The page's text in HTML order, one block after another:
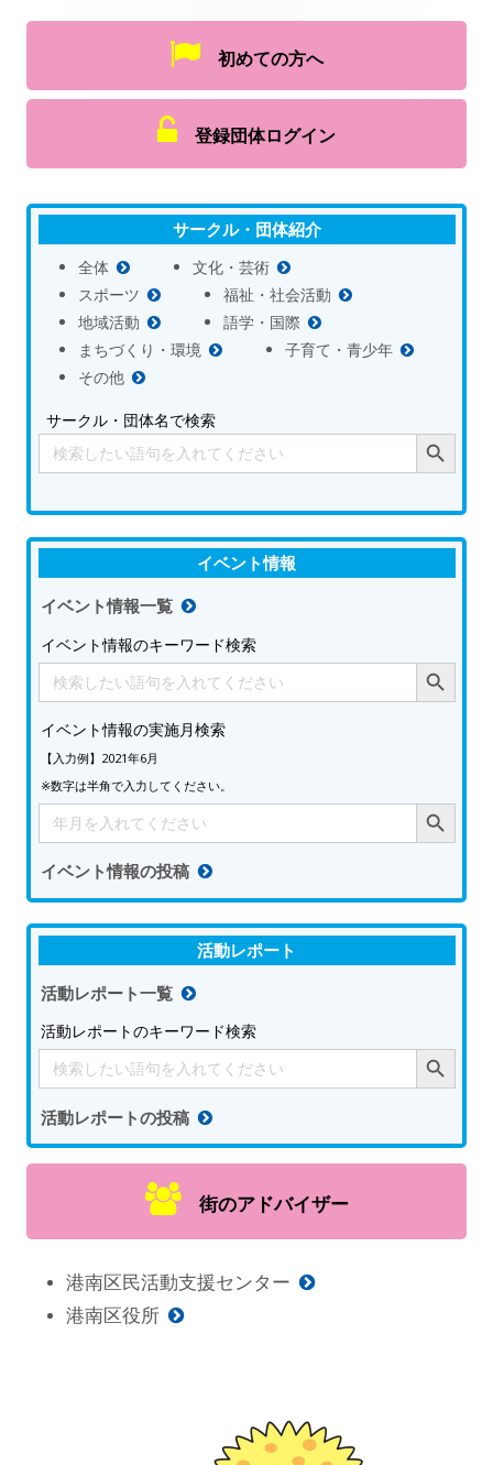
初めての方へ
登録団体ログイン
サークル・団体紹介
全体
文化・芸術
スポーツ
福祉・社会活動
地域活動
語学・国際
まちづくり・環境
子育て・青少年
その他
サークル・団体名で検索
Search
for:
Search Button
イベント情報
イベント情報一覧
イベント情報のキーワード検索
Search
for:
Search Button
イベント情報の実施月検索
【入力例】2021年6月
※数字は半角で入力してください。
Search
for:
Search Button
イベント情報の投稿
活動レポート
活動レポート一覧
活動レポートのキーワード検索
Search
for:
Search Button
活動レポートの投稿
街のアドバイザー
港南区民活動支援センター
港南区役所